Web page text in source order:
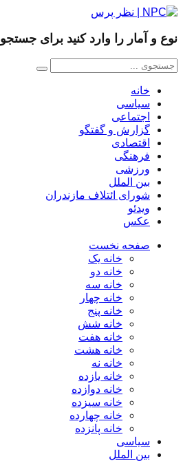
نوع و آمار را وارد کنید برای جستجو
خانه
سیاسی
اجتماعی
گزارش و گفتگو
اقتصادی
فرهنگی
ورزشی
بین الملل
شورای ائتلاف مازندران
ویدئو
عکس
صفحه نخست
خانه یک
خانه دو
خانه سه
خانه چهار
خانه پنج
خانه شش
خانه هفت
خانه هشت
خانه نه
خانه یازده
خانه دوازده
خانه سیزده
خانه چهارده
خانه پانزده
سیاسی
بین الملل